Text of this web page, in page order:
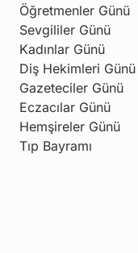
Öğretmenler Günü
Sevgililer Günü
Kadınlar Günü
Diş Hekimleri Günü
Gazeteciler Günü
Eczacılar Günü
Hemşireler Günü
Tıp Bayramı